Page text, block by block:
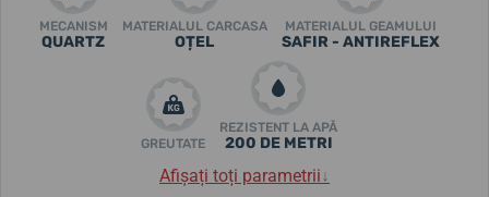
MECANISM
QUARTZ
MATERIALUL CARCASA
OȚEL
MATERIALUL GEAMULUI
SAFIR - ANTIREFLEX
GREUTATE
REZISTENT LA APĂ
200 DE METRI
Afișați toți parametrii↓